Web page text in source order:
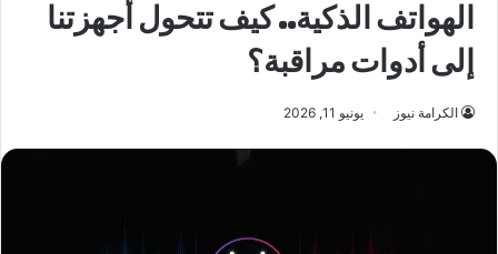
الهواتف الذكية.. كيف تتحول أجهزتنا
إلى أدوات مراقبة؟
الكرامة نيوز يونيو 11, 2026